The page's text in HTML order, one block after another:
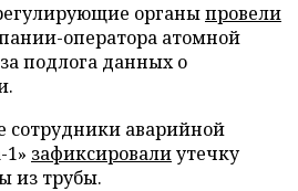
органыпровели
оператора атомной
подлога данных о
сотрудники аварийной
зафиксировалиутечку
из трубы.